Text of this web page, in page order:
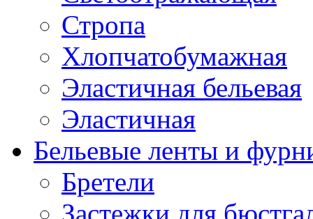
Стропа
Хлопчатобумажная
Эластичная бельевая
Эластичная
Бельевые ленты и
Бретели
Застежки для